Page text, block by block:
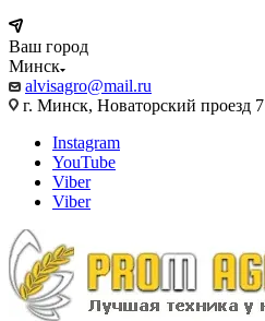
Ваш город
Минск
alvisagro@mail.ru
г. Минск, Новаторский проезд 7
Instagram
YouTube
Viber
Viber